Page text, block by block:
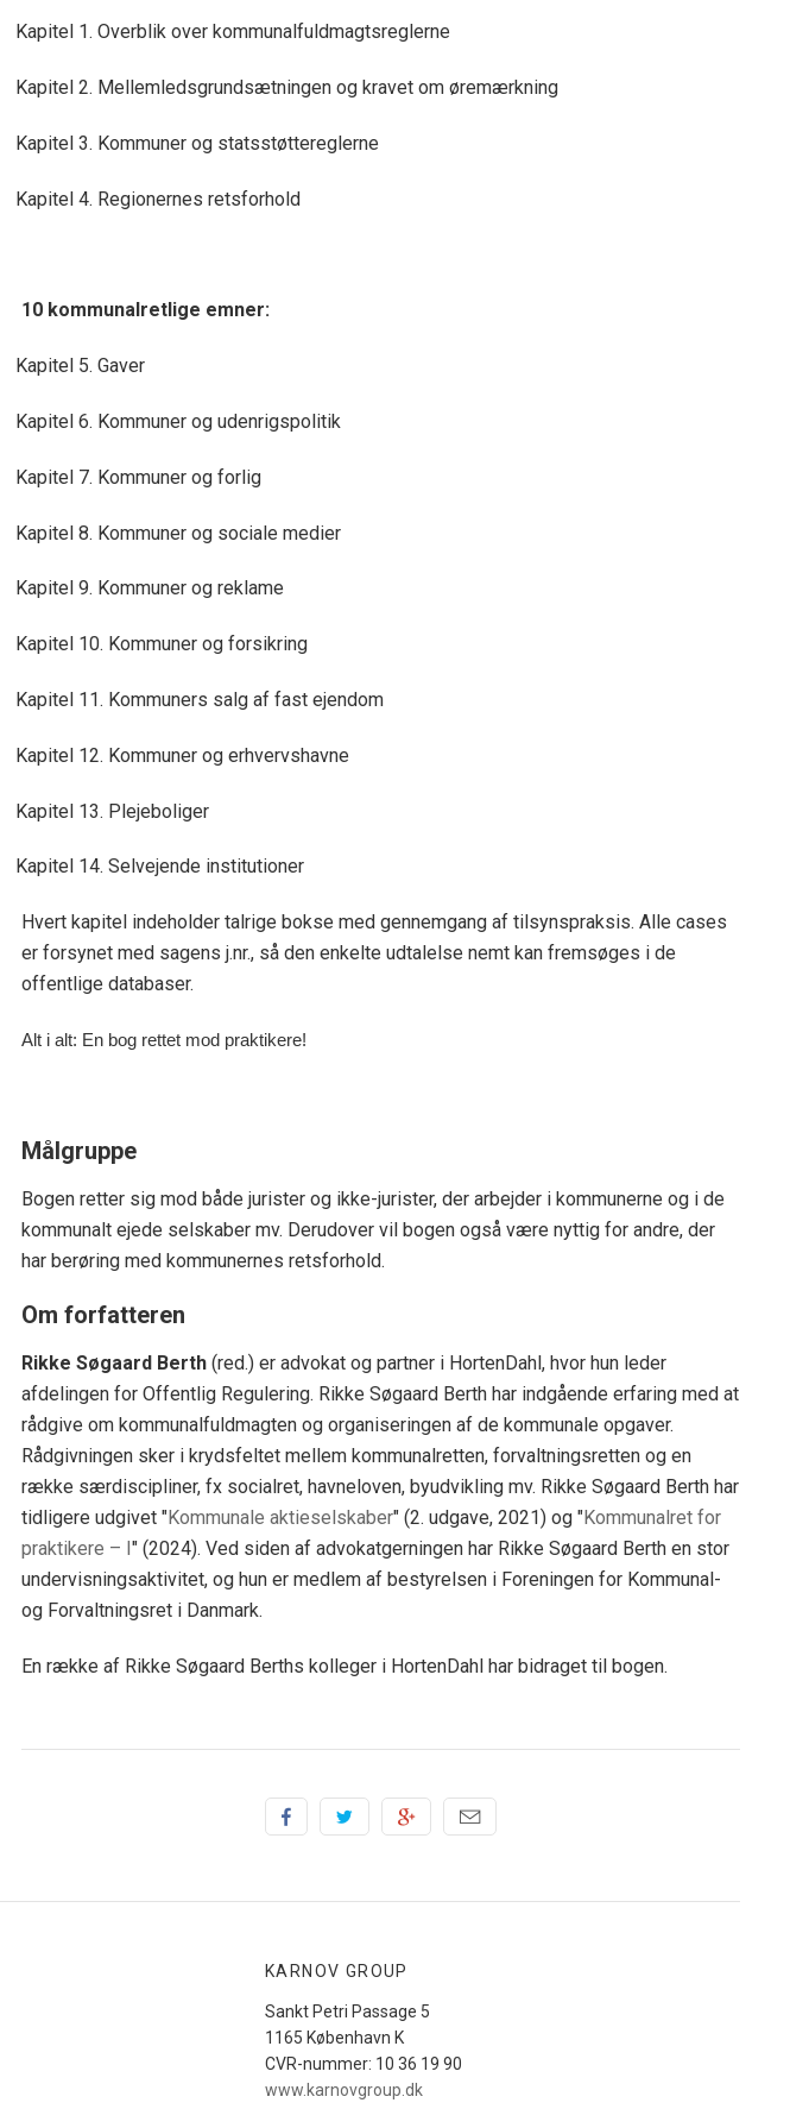
Kapitel 1. Overblik over kommunalfuldmagtsreglerne
Kapitel 2. Mellemledsgrundsætningen og kravet om øremærkning
Kapitel 3. Kommuner og statsstøttereglerne
Kapitel 4. Regionernes retsforhold
10 kommunalretlige emner:
Kapitel 5. Gaver
Kapitel 6. Kommuner og udenrigspolitik
Kapitel 7. Kommuner og forlig
Kapitel 8. Kommuner og sociale medier
Kapitel 9. Kommuner og reklame
Kapitel 10. Kommuner og forsikring
Kapitel 11. Kommuners salg af fast ejendom
Kapitel 12. Kommuner og erhvervshavne
Kapitel 13. Plejeboliger
Kapitel 14. Selvejende institutioner
Hvert kapitel indeholder talrige bokse med gennemgang af tilsynspraksis. Alle cases
er forsynet med sagens j.nr., så den enkelte udtalelse nemt kan fremsøges i de
offentlige databaser.
Alt i alt: En bog rettet mod praktikere!
Målgruppe
Bogen retter sig mod både jurister og ikke-jurister, der arbejder i kommunerne og i de
kommunalt ejede selskaber mv. Derudover vil bogen også være nyttig for andre, der
har berøring med kommunernes retsforhold.
Om forfatteren
Rikke Søgaard Berth (red.) er advokat og partner i HortenDahl, hvor hun leder
afdelingen for Offentlig Regulering. Rikke Søgaard Berth har indgående erfaring med at
rådgive om kommunalfuldmagten og organiseringen af de kommunale opgaver.
Rådgivningen sker i krydsfeltet mellem kommunalretten, forvaltningsretten og en
række særdiscipliner, fx socialret, havneloven, byudvikling mv. Rikke Søgaard Berth har
tidligere udgivet "Kommunale aktieselskaber" (2. udgave, 2021) og "Kommunalret for
praktikere – I" (2024). Ved siden af advokatgerningen har Rikke Søgaard Berth en stor
undervisningsaktivitet, og hun er medlem af bestyrelsen i Foreningen for Kommunal-
og Forvaltningsret i Danmark.
En række af Rikke Søgaard Berths kolleger i HortenDahl har bidraget til bogen.
KARNOV GROUP
Sankt Petri Passage 5
1165 København K
CVR-nummer: 10 36 19 90
www.karnovgroup.dk